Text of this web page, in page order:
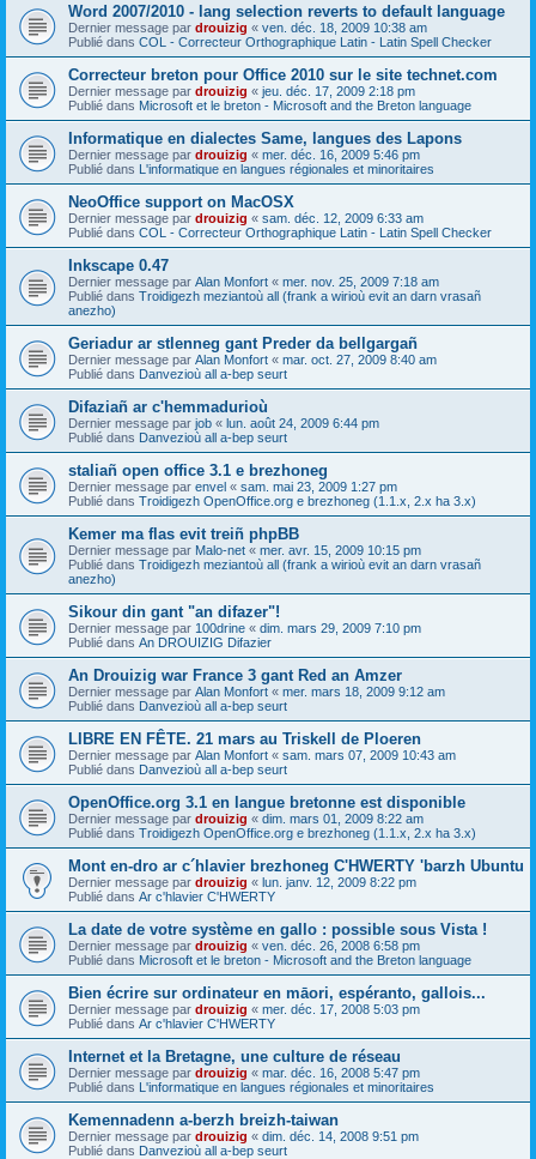
Word 2007/2010 - lang selection reverts to default language
Dernier message par drouizig « ven. déc. 18, 2009 10:38 am
Publié dans COL - Correcteur Orthographique Latin - Latin Spell Checker
Correcteur breton pour Office 2010 sur le site technet.com
Dernier message par drouizig « jeu. déc. 17, 2009 2:18 pm
Publié dans Microsoft et le breton - Microsoft and the Breton language
Informatique en dialectes Same, langues des Lapons
Dernier message par drouizig « mer. déc. 16, 2009 5:46 pm
Publié dans L'informatique en langues régionales et minoritaires
NeoOffice support on MacOSX
Dernier message par drouizig « sam. déc. 12, 2009 6:33 am
Publié dans COL - Correcteur Orthographique Latin - Latin Spell Checker
Inkscape 0.47
Dernier message par Alan Monfort « mer. nov. 25, 2009 7:18 am
Publié dans Troidigezh meziantoù all (frank a wirioù evit an darn vrasañ
anezho)
Geriadur ar stlenneg gant Preder da bellgargañ
Dernier message par Alan Monfort « mar. oct. 27, 2009 8:40 am
Publié dans Danvezioù all a-bep seurt
Difaziañ ar c'hemmadurioù
Dernier message par job « lun. août 24, 2009 6:44 pm
Publié dans Danvezioù all a-bep seurt
staliañ open office 3.1 e brezhoneg
Dernier message par envel « sam. mai 23, 2009 1:27 pm
Publié dans Troidigezh OpenOffice.org e brezhoneg (1.1.x, 2.x ha 3.x)
Kemer ma flas evit treiñ phpBB
Dernier message par Malo-net « mer. avr. 15, 2009 10:15 pm
Publié dans Troidigezh meziantoù all (frank a wirioù evit an darn vrasañ
anezho)
Sikour din gant "an difazer"!
Dernier message par 100drine « dim. mars 29, 2009 7:10 pm
Publié dans An DROUIZIG Difazier
An Drouizig war France 3 gant Red an Amzer
Dernier message par Alan Monfort « mer. mars 18, 2009 9:12 am
Publié dans Danvezioù all a-bep seurt
LIBRE EN FÊTE. 21 mars au Triskell de Ploeren
Dernier message par Alan Monfort « sam. mars 07, 2009 10:43 am
Publié dans Danvezioù all a-bep seurt
OpenOffice.org 3.1 en langue bretonne est disponible
Dernier message par drouizig « dim. mars 01, 2009 8:22 am
Publié dans Troidigezh OpenOffice.org e brezhoneg (1.1.x, 2.x ha 3.x)
Mont en-dro ar c´hlavier brezhoneg C'HWERTY 'barzh Ubuntu
Dernier message par drouizig « lun. janv. 12, 2009 8:22 pm
Publié dans Ar c'hlavier C'HWERTY
La date de votre système en gallo : possible sous Vista !
Dernier message par drouizig « ven. déc. 26, 2008 6:58 pm
Publié dans Microsoft et le breton - Microsoft and the Breton language
Bien écrire sur ordinateur en māori, espéranto, gallois...
Dernier message par drouizig « mer. déc. 17, 2008 5:03 pm
Publié dans Ar c'hlavier C'HWERTY
Internet et la Bretagne, une culture de réseau
Dernier message par drouizig « mar. déc. 16, 2008 5:47 pm
Publié dans L'informatique en langues régionales et minoritaires
Kemennadenn a-berzh breizh-taiwan
Dernier message par drouizig « dim. déc. 14, 2008 9:51 pm
Publié dans Danvezioù all a-bep seurt